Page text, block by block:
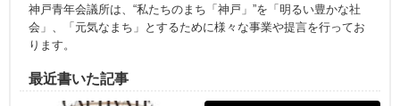
神戸青年会議所は、“私たちのまち「神戸」”を「明るい豊かな社
会」、「元気なまち」とするために様々な事業や提言を行ってお
ります。
最近書いた記事